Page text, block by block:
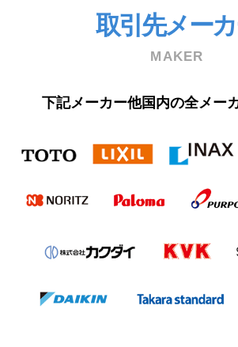
取引先メー
MAKER
下記メーカー他国内の全メー